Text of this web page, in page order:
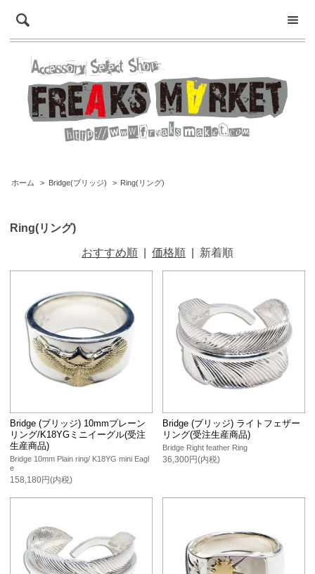
ホーム > Bridge(ブリッジ) > Ring(リング)
Ring(リング)
おすすめ順 価格順 新着順
Bridge (ブリッジ) 10mmプレーン
リング/K18YGミニイーグル(受注
生産商品)
Bridge 10mm Plain ring/ K18YG mini Eagl
e
158,180円(内税)
Bridge (ブリッジ) ライトフェザー
リング(受注生産商品)
Bridge Right feather Ring
36,300円(内税)